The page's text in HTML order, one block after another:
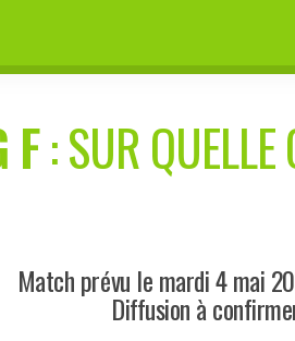
F: SUR QUELLE
Match prévu le mardi 4 mai
Diffusion à